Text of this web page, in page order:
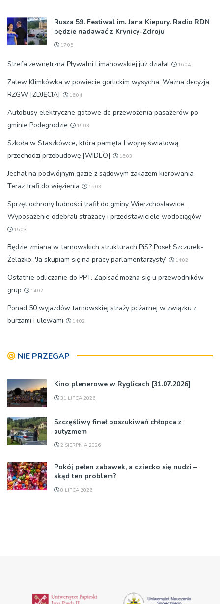
Rusza 59. Festiwal im. Jana Kiepury. Radio RDN
będzie nadawać z Krynicy-Zdroju
17:05
Strefa zewnętrzna Pływalni Limanowskiej już działa! 16:04
Zalew Klimkówka w powiecie gorlickim wysycha. Ważna decyzja
RZGW [ZDJĘCIA]
16:04
Autobusy elektryczne gotowe do przewożenia pasażerów po
gminie Podegrodzie
15:03
Szkoła w Staszkówce, która pamięta I wojnę światową
przechodzi przebudowę [WIDEO]
15:03
Jechał na podwójnym gazie z sądowym zakazem kierowania.
Teraz trafi do więzienia
15:03
Sprzęt ochrony ludności trafił do gminy Wierzchosławice.
Wyposażenie odebrali strażacy i przedstawiciele wodociągów
15:03
Będzie zmiana w tarnowskich strukturach PiS? Poseł Szczurek-
Żelazko: 'Ja skupiam się na pracy parlamentarzysty’
14:02
Ostatnie odliczanie do PPT. Zapisać można się u przewodników
grup
14:02
Ponad 50 wyjazdów tarnowskiej straży pożarnej w związku z
burzami i ulewami
14:02
NIE PRZEGAP
Kino plenerowe w Ryglicach [31.07.2026]
31 LIPCA 2026
Szczęśliwy finał poszukiwań chłopca z
autyzmem
2 SIERPNIA 2026
Pokój pełen zabawek, a dziecko się nudzi –
skąd ten problem?
8 LIPCA 2026